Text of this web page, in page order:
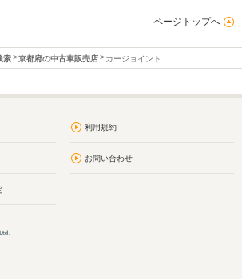
ページトップへ
索 京都府の中古車販売店 カージョイント
利用規約
お問い合わせ